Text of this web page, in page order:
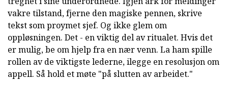
vakre tilstand, fjerne den magiske pennen, skrive
tekst som proymet sjef. Og ikke glem om
oppløsningen. Det - en viktig del av ritualet. Hvis det
er mulig, be om hjelp fra en nær venn. La ham spille
rollen av de viktigste lederne, ilegge en resolusjon om
appell. Så hold et møte "på slutten av arbeidet."